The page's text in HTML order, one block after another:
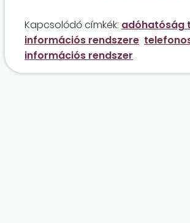
Kapcsolódó címkék: adóhatóság
információs rendszere
információs rendszer